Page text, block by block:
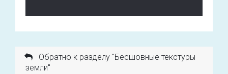
Обратно к разделу "Бесшовные текстуры
земли"